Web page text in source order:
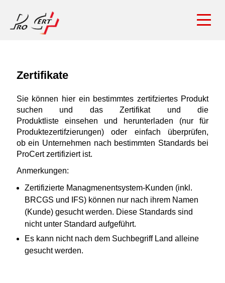
Zertifikate
Sie können hier ein bestimmtes zertifziertes Produkt
suchen und das Zertifikat und die
Produktliste einsehen und herunterladen (nur für
Produktezertifzierungen) oder einfach überprüfen,
ob ein Unternehmen nach bestimmten Standards bei
ProCert zertifiziert ist.
Anmerkungen:
Zertifizierte Managmenentsystem-Kunden (inkl.
BRCGS und IFS) können nur nach ihrem Namen
(Kunde) gesucht werden. Diese Standards sind
nicht unter Standard aufgeführt.
Es kann nicht nach dem Suchbegriff Land alleine
gesucht werden.